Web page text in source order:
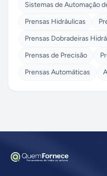
Sistemas de Automação
Prensas Hidráulicas
Prensas Dobradeiras
Prensas de Precisão
Prensas Automáticas